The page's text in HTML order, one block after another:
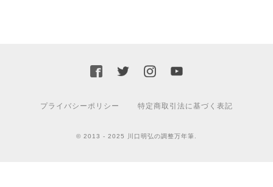
プライバシーポリシー 特定商取引法に基づく表記
© 2013 - 2025 川口明弘の調整万年筆.